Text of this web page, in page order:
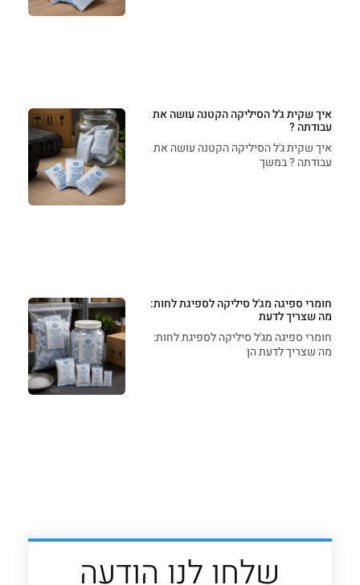
איך שקית ג'ל הסיליקה הקטנה עושה את
עבודתה ?
איך שקית ג'ל הסיליקה הקטנה עושה את
עבודתה ? במשך
חומרי ספיגה מג'ל סיליקה לספיגת לחות:
מה שצריך לדעת
חומרי ספיגה מג'ל סיליקה לספיגת לחות:
מה שצריך לדעת הן
שלחו לנו הודעה